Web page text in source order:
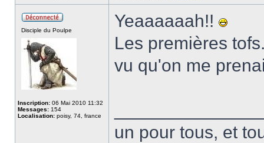
Disciple du Poulpe
Inscription: 06 Mai 2010 11:32
Messages: 154
Localisation: poisy, 74, france
Yeaaaaaah!!
Les premières
vu qu'on me
un pour tous, et